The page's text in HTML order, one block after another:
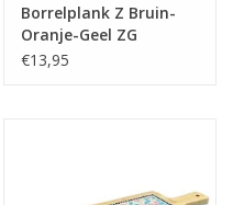
Borrelplank Z Bruin-
Oranje-Geel ZG
Mozaïek pakket
€13,95